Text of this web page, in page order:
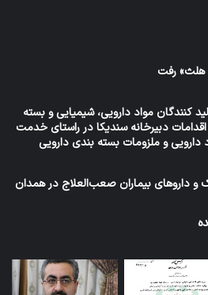
هلث» رفت
کنندگان مواد دارویی، شیمیایی و بسته
اقدامات دبیرخانه سندیکا در راستای خدمت
دارویی و ملزومات بسته بندی دارویی
و داروهای بیماران صعب‌العلاج در همدان